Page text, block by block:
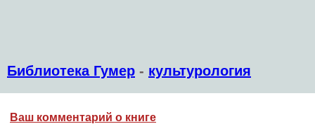
Библиотека Гумер - культурология
Ваш комментарий о книге